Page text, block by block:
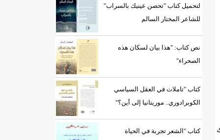
لتحميل كتاب "تحصن عينيك بالسراب"
للشاعر المختار السالم
نص كتاب: "هذا بيان لسكان هذه
الصحراء"
كتاب "تاملات في العقل السياسي
الكوبرادوري.. موريتانيا إلى أين؟"
كتاب "الشعر تجربة في الحياة